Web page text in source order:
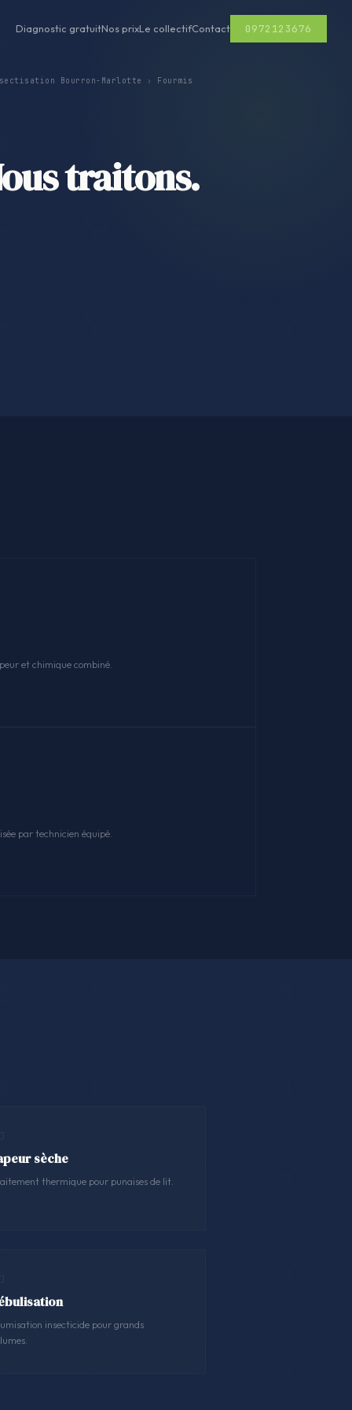
Diagnostic gratuitNos prixLe collectifContact 0972123676
Bourron-Marlotte › Fourmis
traitons.
et chimique combiné.
par technicien équipé.
sèche
thermique pour punaises de lit.
insecticide pour grands